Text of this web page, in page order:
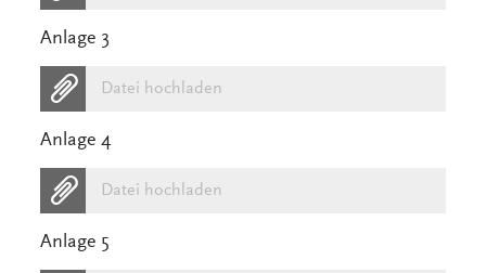
Anlage 3
Datei hochladen
Anlage 4
Datei hochladen
Anlage 5